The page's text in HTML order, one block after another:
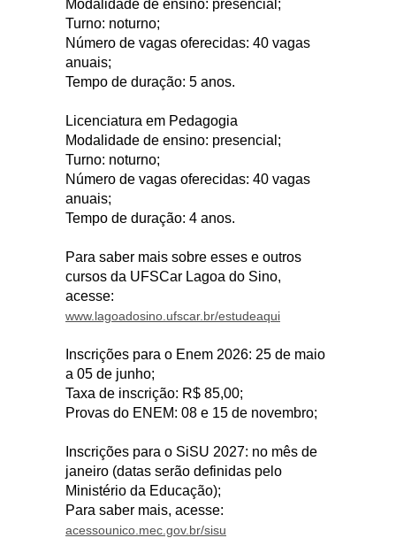
Modalidade de ensino: presencial;
Turno: noturno;
Número de vagas oferecidas: 40 vagas
anuais;
Tempo de duração: 5 anos.
Licenciatura em Pedagogia
Modalidade de ensino: presencial;
Turno: noturno;
Número de vagas oferecidas: 40 vagas
anuais;
Tempo de duração: 4 anos.
Para saber mais sobre esses e outros
cursos da UFSCar Lagoa do Sino,
acesse:
www.lagoadosino.ufscar.br/estudeaqui
Inscrições para o Enem 2026: 25 de maio
a 05 de junho;
Taxa de inscrição: R$ 85,00;
Provas do ENEM: 08 e 15 de novembro;
Inscrições para o SiSU 2027: no mês de
janeiro (datas serão definidas pelo
Ministério da Educação);
Para saber mais, acesse:
acessounico.mec.gov.br/sisu